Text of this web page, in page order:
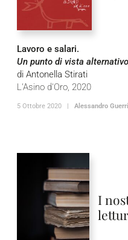
Lavoro e salari.
Un punto di vista
di Antonella Stirati
L'Asino d'Oro, 2020
5 Ottobre 2020 | Alessandro
I